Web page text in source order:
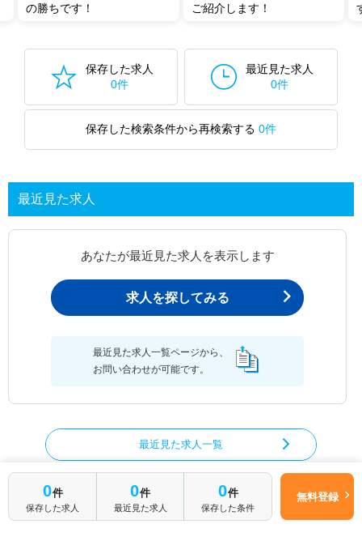
の勝ちです！
ご紹介します！
保存した求人
0件
最近見た求人
0件
保存した検索条件から再検索する 0件
最近見た求人
あなたが最近見た求人を表示します
求人を探してみる
最近見た求人一覧ページから、
お問い合わせが可能です。
最近見た求人一覧
0件
保存した求人
0件
最近見た求人
0件
保存した条件
無料登録
言語聴覚士の求人を絞り込む